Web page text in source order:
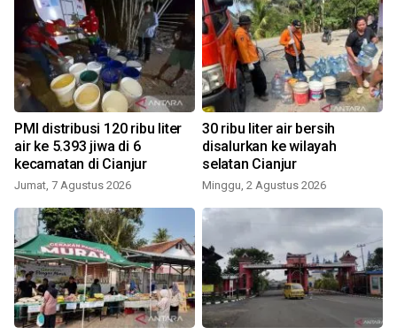
PMI distribusi 120 ribu liter
air ke 5.393 jiwa di 6
kecamatan di Cianjur
Jumat, 7 Agustus 2026
30 ribu liter air bersih
disalurkan ke wilayah
selatan Cianjur
Minggu, 2 Agustus 2026